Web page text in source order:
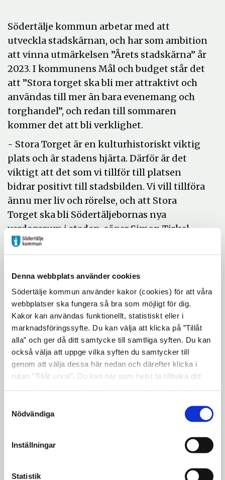
Denna webbplats använder cookies
Södertälje kommun använder kakor (cookies) för att våra
webbplatser ska fungera så bra som möjligt för dig.
Kakor kan användas funktionellt, statistiskt eller i
marknadsföringssyfte. Du kan välja att klicka på ”Tillåt
alla” och ger då ditt samtycke till samtliga syften. Du kan
också välja att uppge vilka syften du samtycker till
genom att välja dessa här nedan och därefter klicka i
rutan ”Tillåt urval”. Du kan när som helst ta tillbaka ditt
"Visa detaljer" kan du läsa om hur kakorna används och
hur vi och våra leverantörer inhämtar och behandlar
Nödvändiga
Inställningar
Statistik
Södertälje kommun arbetar med att
utveckla stadskärnan, och har som ambition
att vinna utmärkelsen ”Årets stadskärna” år
2023. I kommunens Mål och budget står det
att ”Stora torget ska bli mer attraktivt och
användas till mer än bara evenemang och
torghandel”, och redan till sommaren
kommer det att bli verklighet.
- Stora Torget är en kulturhistoriskt viktig
plats och är stadens hjärta. Därför är det
viktigt att det som vi tillför till platsen
bidrar positivt till stadsbilden. Vi vill tillföra
ännu mer liv och rörelse, och att Stora
Torget ska bli Södertäljebornas nya
vardagsrum i staden, säger Simon Tirkel,
huvudprojektledare på
Samhällsbyggnadskontoret.
Under förra veckans tekniska nämnd
fattade man ett inriktningsbeslut för
torget.
En av nyheterna till sommaren är att fasta
bänkar kommer att sättas ut i bästa solläge
längs med trädraden i torgets norra del.
Även nya cykelparkeringar tillkommer.
att driva verksamhet på den eller de
nuläget. (Mer information om detta
Den tredje nyheten blir en form av flyttbar